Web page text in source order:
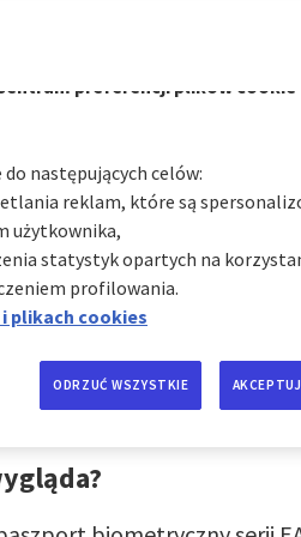
dla
krok
można się poruszać tylko
potrzebny jest
do Egiptu lub USA.
wymaga osobistej wizyty
i ile to kosztuje.
preferencji plików cookie
następujących celów:
reklam, które są
użytkownika,
statystyk opartych na
profilowania.
plikach cookies
ODRZUĆ WSZYSTKIE